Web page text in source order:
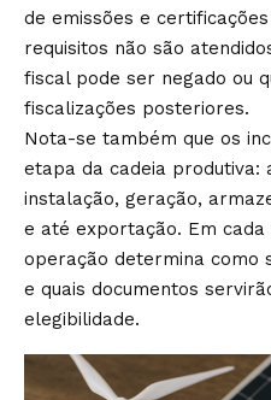
de emissões e
requisitos não são
fiscal pode ser negado ou
fiscalizações posteriores.
Nota-se também que os
etapa da cadeia produtiva:
instalação, geração,
e até exportação. Em
operação determina como
e quais documentos
elegibilidade.